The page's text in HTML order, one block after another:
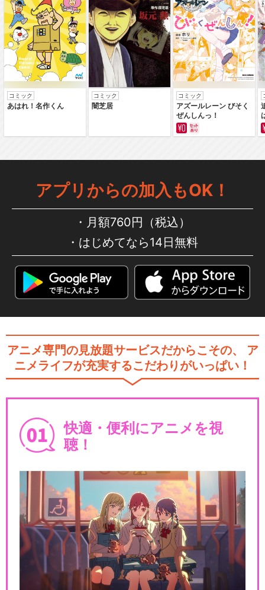
コミック
あはれ！名作くん
コミック
闇芝居
コミック
アズールレーン びそく
ぜんしんっ！
アプリからの加入もOK！
月額760円（税込）
はじめてなら14日無料
アニメ専門の見放題サービスだからこその、
ア
ニメライフが充実するこだわりがいっぱい！
快適・便利にアニメを視
聴！